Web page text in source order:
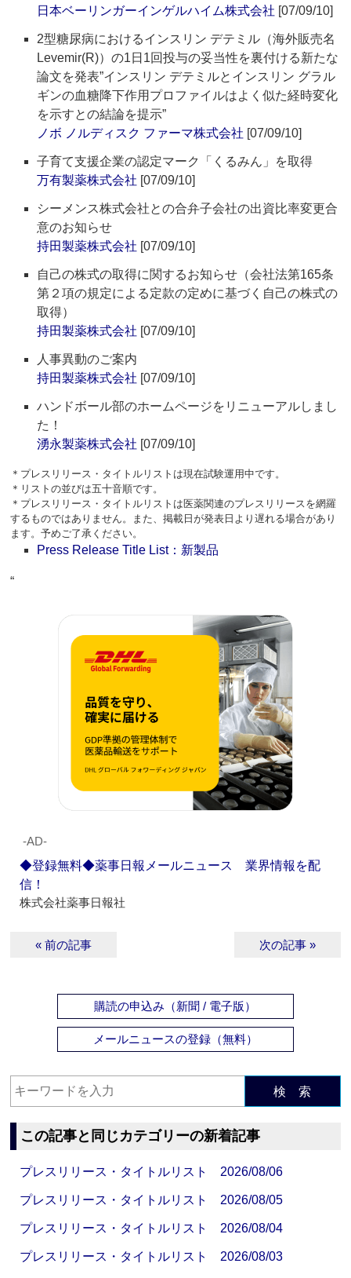
日本ベーリンガーインゲルハイム株式会社 [07/09/10]
2型糖尿病におけるインスリン デテミル（海外販売名
Levemir(R)）の1日1回投与の妥当性を裏付ける新たな
論文を発表”インスリン デテミルとインスリン グラル
ギンの血糖降下作用プロファイルはよく似た経時変化
を示すとの結論を提示”
ノボ ノルディスク ファーマ株式会社 [07/09/10]
子育て支援企業の認定マーク「くるみん」を取得
万有製薬株式会社 [07/09/10]
シーメンス株式会社との合弁子会社の出資比率変更合
意のお知らせ
持田製薬株式会社 [07/09/10]
自己の株式の取得に関するお知らせ（会社法第165条
第２項の規定による定款の定めに基づく自己の株式の
取得）
持田製薬株式会社 [07/09/10]
人事異動のご案内
持田製薬株式会社 [07/09/10]
ハンドボール部のホームページをリニューアルしまし
た！
湧永製薬株式会社 [07/09/10]
＊プレスリリース・タイトルリストは現在試験運用中です。
＊リストの並びは五十音順です。
＊プレスリリース・タイトルリストは医薬関連のプレスリリースを網羅
するものではありません。また、掲載日が発表日より遅れる場合があり
ます。予めご了承ください。
Press Release Title List：新製品
“
‐AD‐
◆登録無料◆薬事日報メールニュース 業界情報を配
信！
株式会社薬事日報社
« 前の記事 次の記事 »
購読の申込み（新聞 / 電子版）
メールニュースの登録（無料）
検 索
この記事と同じカテゴリーの新着記事
プレスリリース・タイトルリスト 2026/08/06
プレスリリース・タイトルリスト 2026/08/05
プレスリリース・タイトルリスト 2026/08/04
プレスリリース・タイトルリスト 2026/08/03